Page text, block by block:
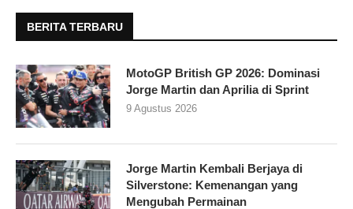
BERITA TERBARU
MotoGP British GP 2026: Dominasi
Jorge Martin dan Aprilia di Sprint
9 Agustus 2026
Jorge Martin Kembali Berjaya di
Silverstone: Kemenangan yang
Mengubah Permainan